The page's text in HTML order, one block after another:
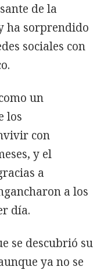
de la
ha sorprendido
sociales con
un
los
con
y el
a
a los
día.
se descubrió su
ya no se